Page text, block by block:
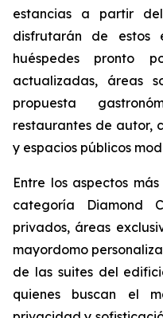
estancias a partir
disfrutarán de estos
huéspedes pronto
actualizadas, áreas
propuesta
restaurantes de autor,
y espacios públicos
Entre los aspectos
categoría Diamond
privados, áreas
mayordomo
de las suites del
quienes buscan el